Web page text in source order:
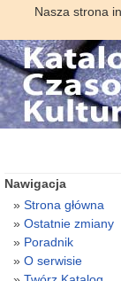
Nasza strona
Nawigacja
Strona główna
Ostatnie zmiany
Poradnik
O serwisie